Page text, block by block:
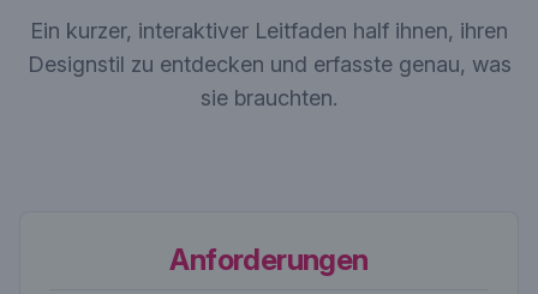
Ein kurzer, interaktiver Leitfaden half ihnen, ihren
Designstil zu entdecken und erfasste genau, was
sie brauchten.
Anforderungen